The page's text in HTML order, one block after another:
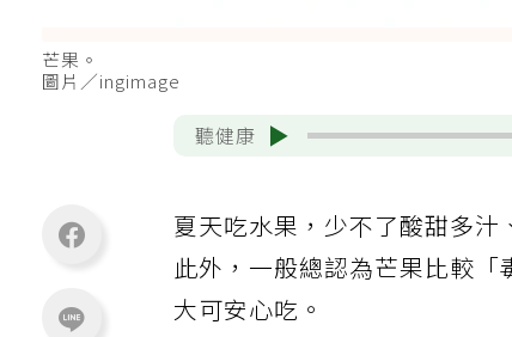
芒果。
圖片／ingimage
聽健康
夏天吃水果，少不了酸甜多
此外，一般總認為芒果比較「
大可安心吃。